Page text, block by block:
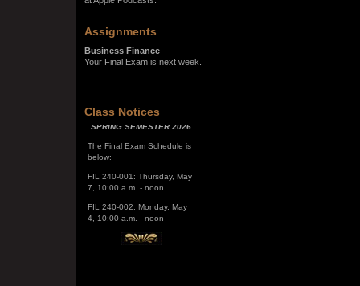
Assignments
Business Finance
Your Final Exam is next week.
Class Notices
SPRING SEMESTER 2026
The Final Exam Schedule is
FIL 240-001: Thursday, May
FIL 240-002: Monday, May